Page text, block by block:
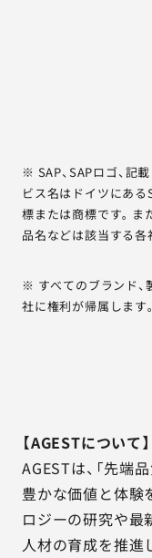
※ SAP、SAPロゴ、記
ビス名はドイツにあ
標または商標です。ま
品名などは該当する各
※ すべてのブランド、
社に権利が帰属します。
【AGESTについて】
AGESTは、「先端
豊かな価値と体験
ロジーの研究や最
人材の育成を推進